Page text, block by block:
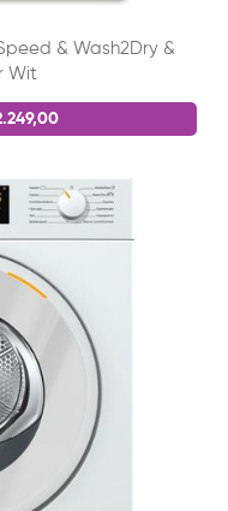
& Wash2Dry &
Wit